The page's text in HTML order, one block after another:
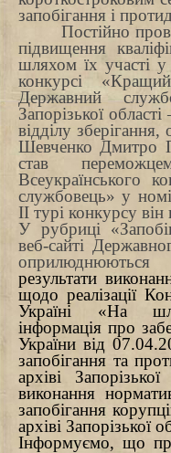
запобігання і
Постійно
підвищення
шляхом їх участі
конкурсі
Державний
Запорізької області
відділу зберігання,
Шевченко Дмитро
став
Всеукраїнського
службовець» у
II турі конкурсу він
У рубриці
веб-сайті
оприлюднюються
результати
щодо реалізації
Україні «На
інформація про
України від
запобігання та
архіві
виконання
запобігання
архіві Запорізької
Інформуємо, що